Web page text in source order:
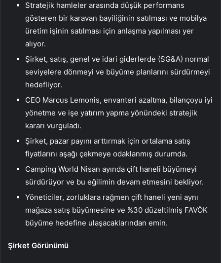
Stratejik hamleler arasında düşük performans
gösteren bir karavan bayiliğinin satılması ve mobilya
üretim işinin satılması için anlaşma yapılması yer
alıyor.
Şirket, satış, genel ve idari giderlerde (SG&A) normal
seviyelere dönmeyi ve büyüme planlarını sürdürmeyi
hedefliyor.
CEO Marcus Lemonis, envanteri azaltma, bilançoyu iyi
yönetme ve işe yatırım yapma yönündeki stratejik
kararı vurguladı.
Şirket, pazar payını arttırmak için ortalama satış
fiyatlarını aşağı çekmeye odaklanmış durumda.
Camping World Nisan ayında çift haneli büyümeyi
sürdürüyor ve bu eğilimin devam etmesini bekliyor.
Yöneticiler, zorluklara rağmen çift haneli yeni aynı
mağaza satış büyümesine ve %30 düzeltilmiş FAVÖK
büyüme hedefine ulaşacaklarından emin.
Şirket Görünümü